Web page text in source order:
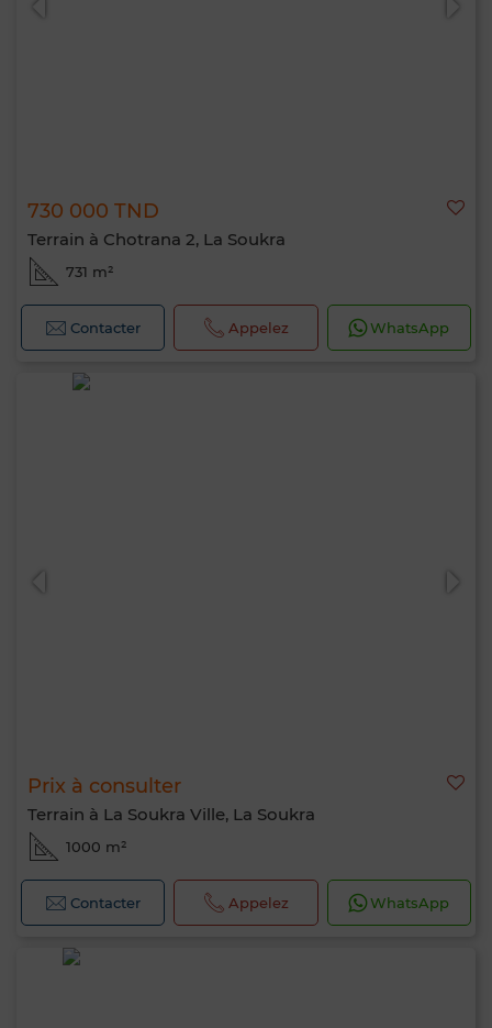
730 000 TND
Terrain à Chotrana 2, La Soukra
731 m²
Contacter Appelez WhatsApp
Prix à consulter
Terrain à La Soukra Ville, La Soukra
1000 m²
Contacter Appelez WhatsApp